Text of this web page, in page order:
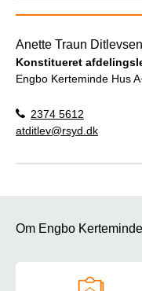
Anette Traun Ditlevsen
Konstitueret
Engbo Kerteminde Hus
2374 5612
atditlev@rsyd.dk
Om Engbo Kerteminde